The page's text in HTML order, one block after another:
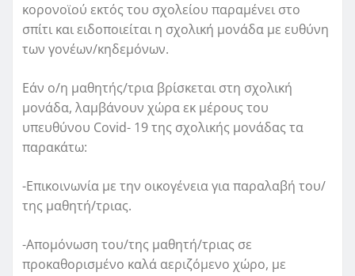
κορονοϊού εκτός του σχολείου παραμένει στο
σπίτι και ειδοποιείται η σχολική μονάδα με ευθύνη
των γονέων/κηδεμόνων.
Εάν ο/η μαθητής/τρια βρίσκεται στη σχολική
μονάδα, λαμβάνουν χώρα εκ μέρους του
υπευθύνου Covid- 19 της σχολικής μονάδας τα
παρακάτω:
-Επικοινωνία με την οικογένεια για παραλαβή του/
της μαθητή/τριας.
-Απομόνωση του/της μαθητή/τριας σε
προκαθορισμένο καλά αεριζόμενο χώρο, με